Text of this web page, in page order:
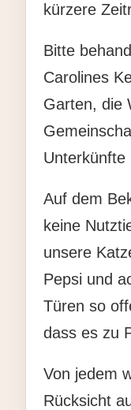
kürzere
Bitte
Carolines
Garten, die
Unterkünfte
Auf dem
keine
unsere
Pepsi und
Türen so
dass es zu
Von jedem
Rücksicht